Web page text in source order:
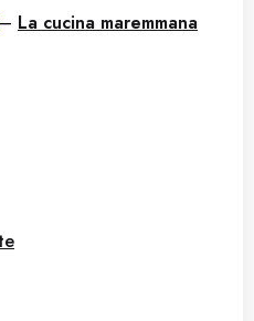
– La cucina maremmana